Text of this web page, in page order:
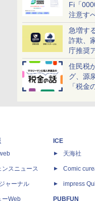
Fi「
注意す
急増す
詐欺、
庁推奨
しよう
住民税
グ、源
「税金
ンスニュース
ャーナル
ーWeb
ICE
天海社
Comic
impress
PUBFUN